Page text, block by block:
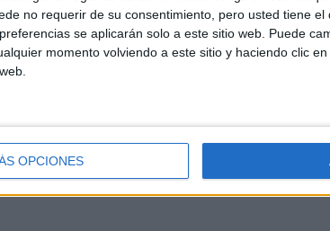
no requerir de su consentimiento, pero usted tiene
se aplicarán solo a este sitio web. Puede
momento volviendo a este sitio y haciendo clic
OPCIONES
ÚLTIMO PARTIDO EN
Bellvitge - FC Barcelona
DÍAS
SIN PARTIDO
GRATUÍTO
PARTIDOS
CONSECUTIVOS
DE PAGO